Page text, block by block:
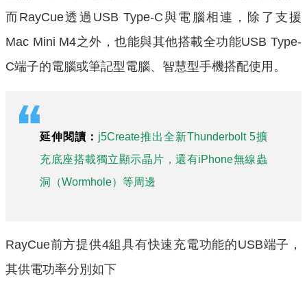
而RayCue透過USB Type-C與電腦相連，除了支援
Mac Mini M4之外，也能與其他搭載全功能USB Type-
C端子的電腦或筆記型電腦、智慧型手機搭配使用。
延伸閱讀： j5Create推出全新Thunderbolt 5擴
充底座搭載獨立顯示晶片，還有iPhone無線蟲
洞（Wormhole）等周邊
RayCue前方提供4組具有快速充電功能的USB端子，
其供電功率分別如下